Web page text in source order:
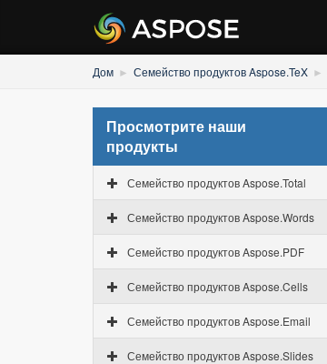
Дом Семейство продуктов Aspose.TeX
Просмотрите наши
продукты
Семейство продуктов Aspose.Total
Семейство продуктов Aspose.Words
Семейство продуктов Aspose.PDF
Семейство продуктов Aspose.Cells
Семейство продуктов Aspose.Email
Семейство продуктов Aspose.Slides